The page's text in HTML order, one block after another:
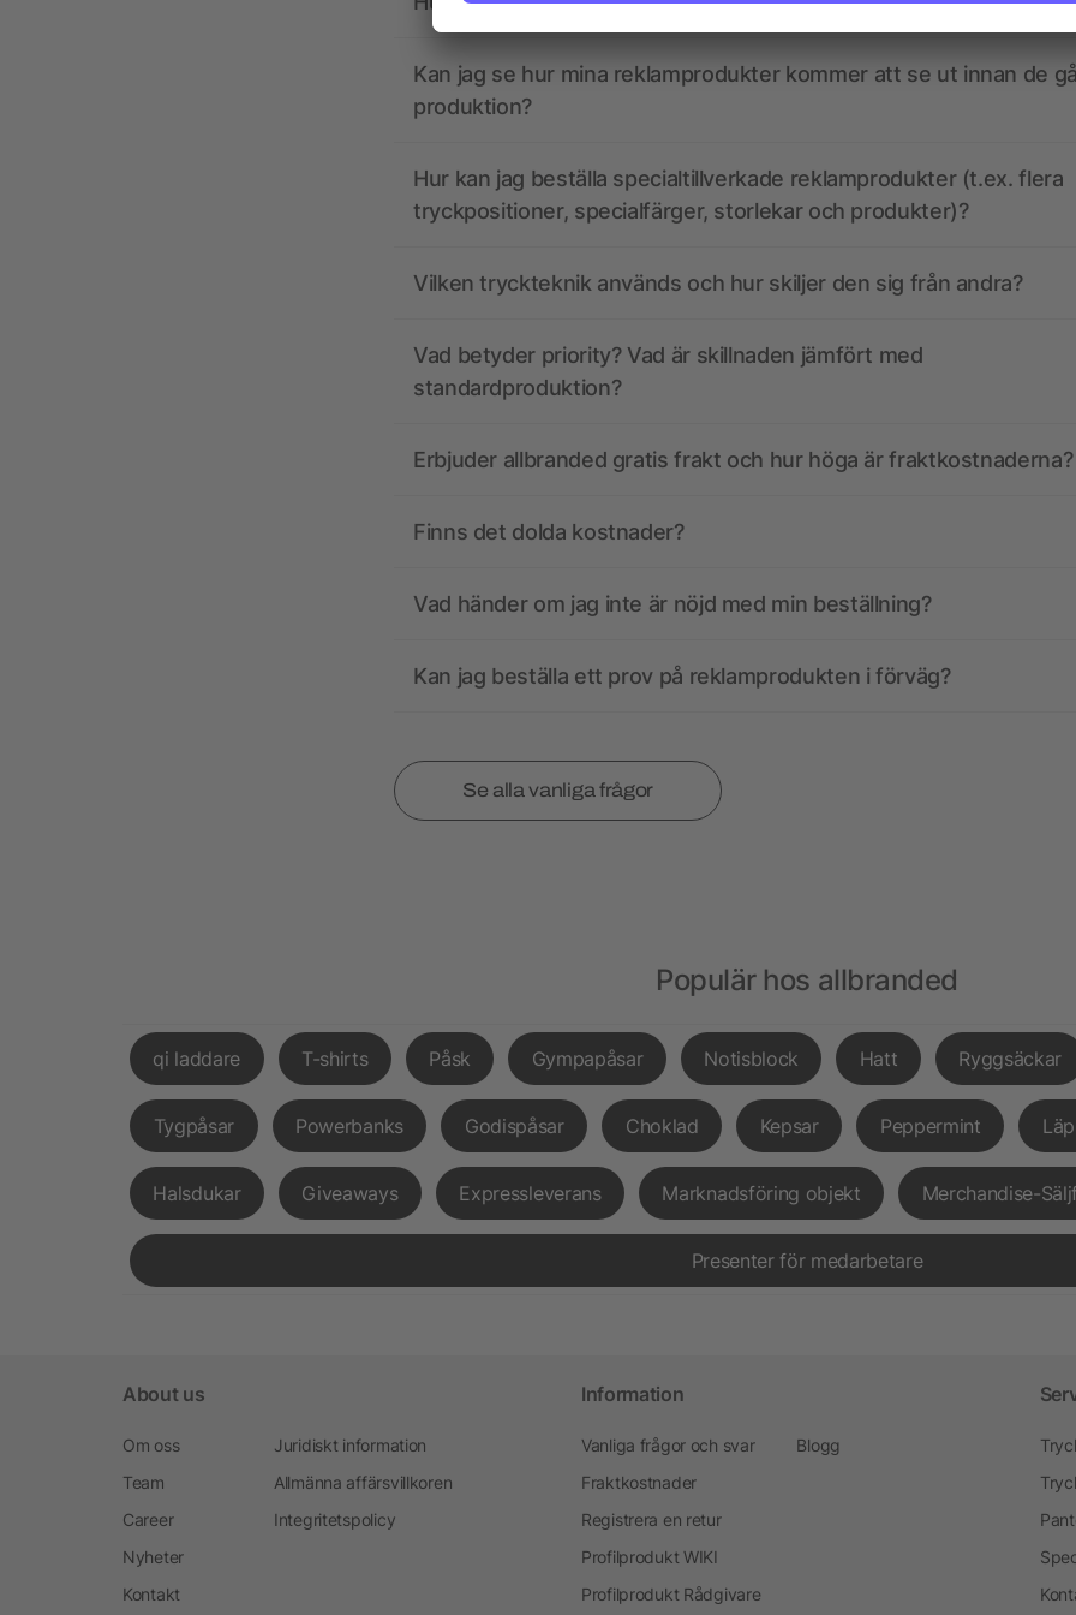
Kan jag se hur mina reklamprodukter kommer att se ut innan de
produktion?
Hur kan jag beställa specialtillverkade reklamprodukter (t.ex. flera
tryckpositioner, specialfärger, storlekar och produkter)?
Vilken tryckteknik används och hur skiljer den sig från andra?
Vad betyder priority? Vad är skillnaden jämfört med
standardproduktion?
Erbjuder allbranded gratis frakt och hur höga är fraktkostnaderna?
Finns det dolda kostnader?
Vad händer om jag inte är nöjd med min beställning?
Kan jag beställa ett prov på reklamprodukten i förväg?
Se alla vanliga frågor
Populär hos allbranded
qi laddare T-shirts Påsk Gympapåsar Notisblock Hatt Ryggsäckar
Tygpåsar Powerbanks Godispåsar Choklad Kepsar Peppermint
Halsdukar Giveaways Expressleverans Marknadsföring objekt Merchandise-
Presenter för medarbetare
About us
Om oss
Team
Career
Nyheter
Kontakt
Juridiskt information
Allmänna affärsvillkoren
Integritetspolicy
Information
Vanliga frågor och svar
Fraktkostnader
Registrera en retur
Profilprodukt WIKI
Profilprodukt Rådgivare
Blogg